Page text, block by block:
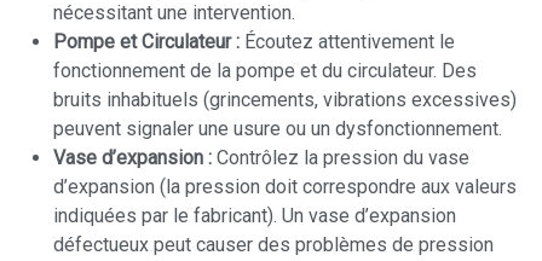
nécessitant une intervention.
Pompe et Circulateur : Écoutez attentivement le
fonctionnement de la pompe et du circulateur. Des
bruits inhabituels (grincements, vibrations excessives)
peuvent signaler une usure ou un dysfonctionnement.
Vase d’expansion : Contrôlez la pression du vase
d’expansion (la pression doit correspondre aux valeurs
indiquées par le fabricant). Un vase d’expansion
défectueux peut causer des problèmes de pression